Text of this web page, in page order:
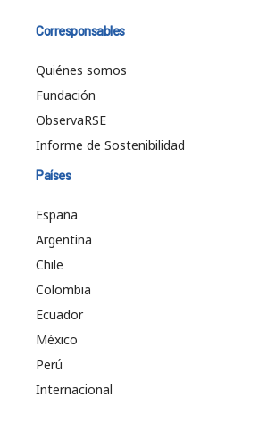
Corresponsables
Quiénes somos
Fundación
ObservaRSE
Informe de Sostenibilidad
Países
España
Argentina
Chile
Colombia
Ecuador
México
Perú
Internacional